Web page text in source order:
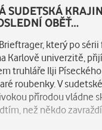
SUDETSKÁ
OBĚŤ…
který po
Karlově univerzitě,
truhláře Ilji
roubenky. V
přírodou vládne
než někdo